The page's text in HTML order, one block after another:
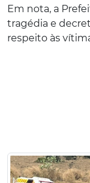
Em nota, a
tragédia e
respeito às